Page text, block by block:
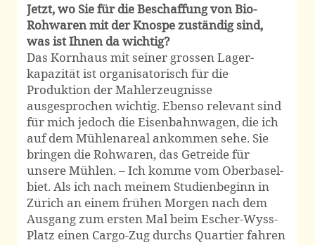
Jetzt, wo Sie für die Beschaffung von Bio-
Rohwaren mit der Knospe zuständig sind,
was ist Ihnen da wichtig?
Das Kornhaus mit seiner grossen Lager­
kapazität ist organi­satorisch für die
Produktion der Mahl­erzeugnisse
ausgesprochen wichtig. Ebenso relevant sind
für mich jedoch die Eisen­bahnwagen, die ich
auf dem Mühlen­areal ankommen sehe. Sie
bringen die Roh­waren, das Getreide für
unsere Mühlen. – Ich komme vom Ober­basel­
biet. Als ich nach meinem Studien­beginn in
Zürich an einem frühen Morgen nach dem
Ausgang zum ersten Mal beim Escher-Wyss-
Platz einen Cargo-Zug durchs Quartier fahren